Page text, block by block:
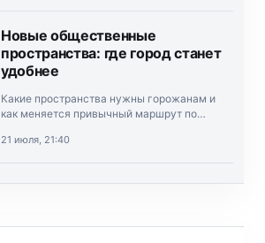
Новые общественные
пространства: где город станет
удобнее
Какие пространства нужны горожанам и
как меняется привычный маршрут по
21 июля, 21:40